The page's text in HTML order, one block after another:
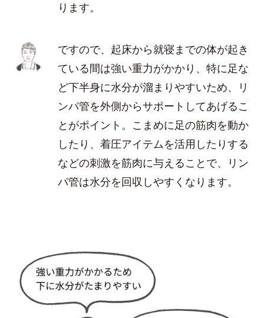
ります。
ですので、起床から就寝までの体が起き
ている間は強い重力がかかり、特に足な
ど下半身に水分が溜まりやすいため、リ
ンパ管を外側からサポートしてあげるこ
とがポイント。こまめに足の筋肉を動か
したり、着圧アイテムを活用したりする
などの刺激を筋肉に与えることで、リン
パ管は水分を回収しやすくなります。